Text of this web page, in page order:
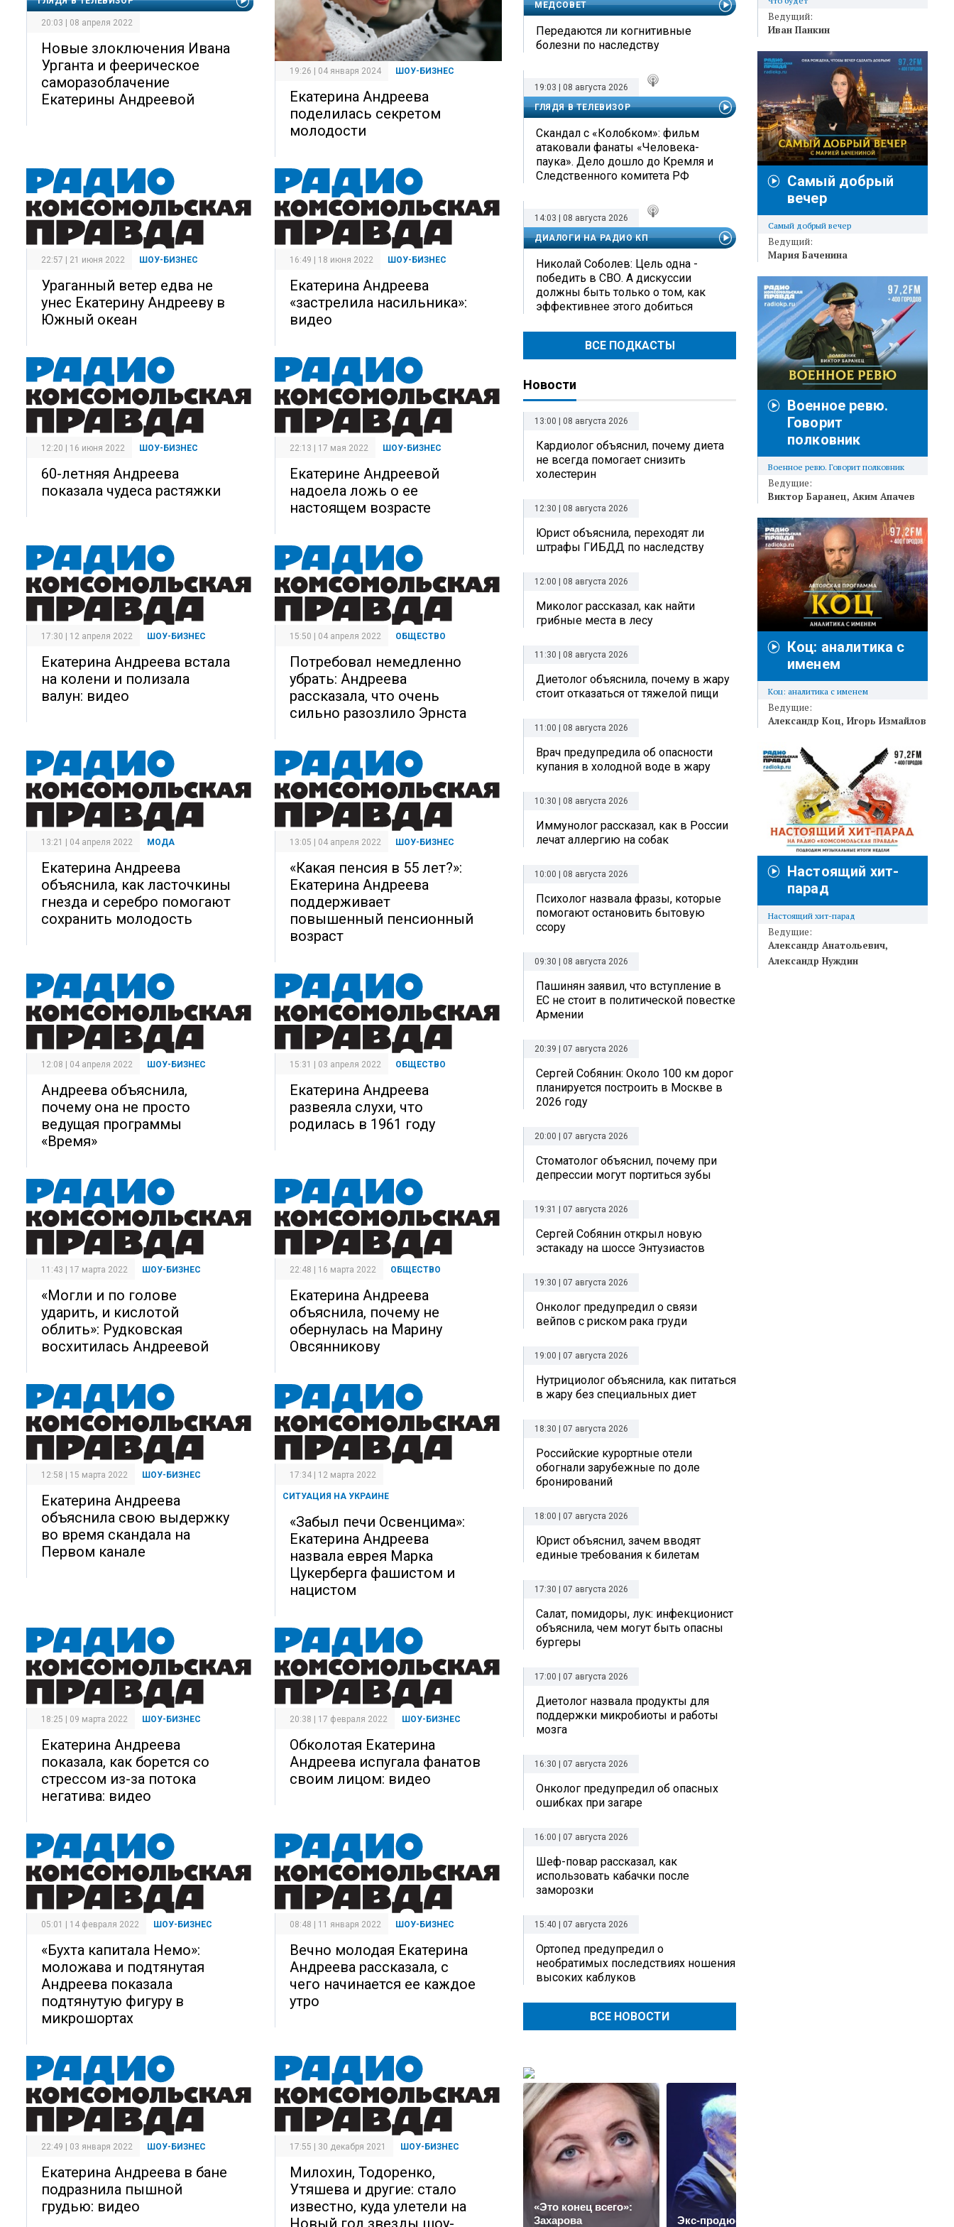
20:03 | 08 апреля 2022
Новые злоключения Ивана
Урганта и феерическое
саморазоблачение
Екатерины Андреевой
19:26 | 04 января 2024 ШОУ-БИЗНЕС
Екатерина Андреева
поделилась секретом
молодости
22:57 | 21 июня 2022 ШОУ-БИЗНЕС
Ураганный ветер едва не
унес Екатерину Андрееву в
Южный океан
16:49 | 18 июня 2022 ШОУ-БИЗНЕС
Екатерина Андреева
«застрелила насильника»:
видео
12:20 | 16 июня 2022 ШОУ-БИЗНЕС
60-летняя Андреева
показала чудеса растяжки
22:13 | 17 мая 2022 ШОУ-БИЗНЕС
Екатерине Андреевой
надоела ложь о ее
настоящем возрасте
17:30 | 12 апреля 2022 ШОУ-БИЗНЕС
Екатерина Андреева встала
на колени и полизала
валун: видео
15:50 | 04 апреля 2022 ОБЩЕСТВО
Потребовал немедленно
убрать: Андреева
рассказала, что очень
сильно разозлило Эрнста
13:21 | 04 апреля 2022 МОДА
Екатерина Андреева
объяснила, как ласточкины
гнезда и серебро помогают
сохранить молодость
13:05 | 04 апреля 2022 ШОУ-БИЗНЕС
«Какая пенсия в 55 лет?»:
Екатерина Андреева
поддерживает
повышенный пенсионный
возраст
12:08 | 04 апреля 2022 ШОУ-БИЗНЕС
Андреева объяснила,
почему она не просто
ведущая программы
«Время»
15:31 | 03 апреля 2022 ОБЩЕСТВО
Екатерина Андреева
развеяла слухи, что
родилась в 1961 году
11:43 | 17 марта 2022 ШОУ-БИЗНЕС
«Могли и по голове
ударить, и кислотой
облить»: Рудковская
восхитилась Андреевой
22:48 | 16 марта 2022 ОБЩЕСТВО
Екатерина Андреева
объяснила, почему не
обернулась на Марину
Овсянникову
12:58 | 15 марта 2022 ШОУ-БИЗНЕС
Екатерина Андреева
объяснила свою выдержку
во время скандала на
Первом канале
17:34 | 12 марта 2022
СИТУАЦИЯ НА УКРАИНЕ
«Забыл печи Освенцима»:
Екатерина Андреева
назвала еврея Марка
Цукерберга фашистом и
нацистом
18:25 | 09 марта 2022 ШОУ-БИЗНЕС
Екатерина Андреева
показала, как борется со
стрессом из-за потока
негатива: видео
20:38 | 17 февраля 2022 ШОУ-БИЗНЕС
Обколотая Екатерина
Андреева испугала фанатов
своим лицом: видео
05:01 | 14 февраля 2022 ШОУ-БИЗНЕС
«Бухта капитала Немо»:
моложава и подтянутая
Андреева показала
подтянутую фигуру в
микрошортах
08:48 | 11 января 2022 ШОУ-БИЗНЕС
Вечно молодая Екатерина
Андреева рассказала, с
чего начинается ее каждое
утро
22:49 | 03 января 2022 ШОУ-БИЗНЕС
Екатерина Андреева в бане
подразнила пышной
грудью: видео
17:55 | 30 декабря 2021 ШОУ-БИЗНЕС
Милохин, Тодоренко,
Утяшева и другие: стало
известно, куда улетели на
МЕДСОВЕТ
Передаются ли когнитивные
болезни по наследству
19:03 | 08 августа 2026
ГЛЯДЯ В ТЕЛЕВИЗОР
Скандал с «Колобком»: фильм
атаковали фанаты «Человека-
паука». Дело дошло до Кремля и
Следственного комитета РФ
14:03 | 08 августа 2026
ДИАЛОГИ НА РАДИО КП
Николай Соболев: Цель одна -
победить в СВО. А дискуссии
должны быть только о том, как
эффективнее этого добиться
ВСЕ ПОДКАСТЫ
Новости
13:00 | 08 августа 2026
Кардиолог объяснил, почему диета
не всегда помогает снизить
холестерин
12:30 | 08 августа 2026
Юрист объяснила, переходят ли
штрафы ГИБДД по наследству
12:00 | 08 августа 2026
Миколог рассказал, как найти
грибные места в лесу
11:30 | 08 августа 2026
Диетолог объяснила, почему в жару
стоит отказаться от тяжелой пищи
11:00 | 08 августа 2026
Врач предупредила об опасности
купания в холодной воде в жару
10:30 | 08 августа 2026
Иммунолог рассказал, как в России
лечат аллергию на собак
10:00 | 08 августа 2026
Психолог назвала фразы, которые
помогают остановить бытовую
ссору
09:30 | 08 августа 2026
Пашинян заявил, что вступление в
ЕС не стоит в политической повестке
Армении
20:39 | 07 августа 2026
Сергей Собянин: Около 100 км дорог
планируется построить в Москве в
2026 году
20:00 | 07 августа 2026
Стоматолог объяснил, почему при
депрессии могут портиться зубы
19:31 | 07 августа 2026
Сергей Собянин открыл новую
эстакаду на шоссе Энтузиастов
19:30 | 07 августа 2026
Онколог предупредил о связи
вейпов с риском рака груди
19:00 | 07 августа 2026
Нутрициолог объяснила, как питаться
в жару без специальных диет
18:30 | 07 августа 2026
Российские курортные отели
обогнали зарубежные по доле
бронирований
18:00 | 07 августа 2026
Юрист объяснил, зачем вводят
единые требования к билетам
17:30 | 07 августа 2026
Салат, помидоры, лук: инфекционист
объяснила, чем могут быть опасны
бургеры
17:00 | 07 августа 2026
Диетолог назвала продукты для
поддержки микробиоты и работы
мозга
16:30 | 07 августа 2026
Онколог предупредил об опасных
ошибках при загаре
16:00 | 07 августа 2026
Шеф-повар рассказал, как
использовать кабачки после
заморозки
15:40 | 07 августа 2026
Ортопед предупредил о
необратимых последствиях ношения
высоких каблуков
ВСЕ НОВОСТИ
«Это конец всего»:
Захарова
Экс-продюсер
Ведущий:
Иван Панкин
Самый добрый
вечер
Самый добрый вечер
Ведущий:
Мария Баченина
Военное ревю.
Говорит
полковник
Военное ревю. Говорит полковник
Ведущие:
Виктор Баранец Аким Апачев
Коц: аналитика с
именем
Коц: аналитика с именем
Ведущие:
Александр Коц Игорь Измайлов
Настоящий хит-
парад
Настоящий хит-парад
Ведущие:
Александр Анатольевич
Александр Нуждин